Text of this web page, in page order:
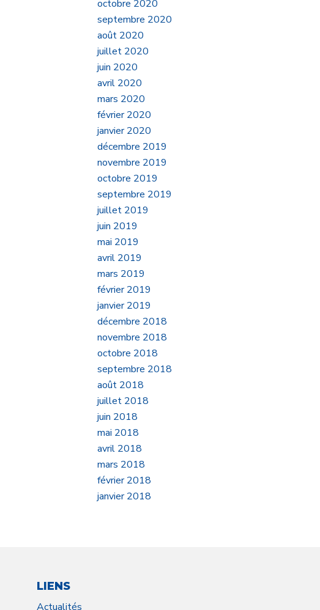
octobre 2020
septembre 2020
août 2020
juillet 2020
juin 2020
avril 2020
mars 2020
février 2020
janvier 2020
décembre 2019
novembre 2019
octobre 2019
septembre 2019
juillet 2019
juin 2019
mai 2019
avril 2019
mars 2019
février 2019
janvier 2019
décembre 2018
novembre 2018
octobre 2018
septembre 2018
août 2018
juillet 2018
juin 2018
mai 2018
avril 2018
mars 2018
février 2018
janvier 2018
LIENS
Actualités